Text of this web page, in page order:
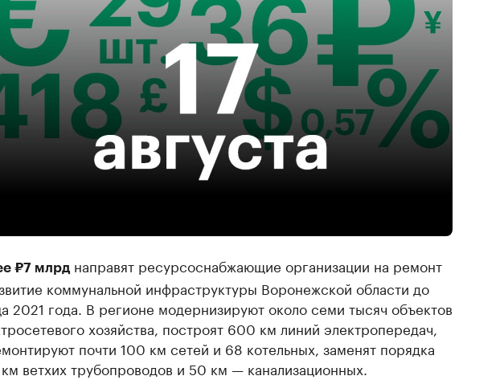
₽7 млрд направят ресурсоснабжающие организации на ремонт
коммунальной инфраструктуры Воронежской области до
2021 года. В регионе модернизируют около семи тысяч объектов
хозяйства, построят 600 км линий электропередач,
почти 100 км сетей и 68 котельных, заменят порядка
ветхих трубопроводов и 50 км — канализационных.